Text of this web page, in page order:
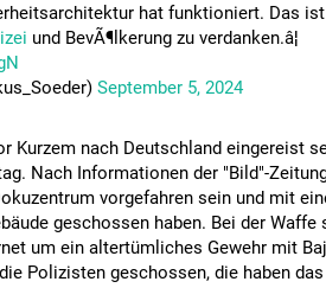
hat funktioniert. Das
und BevÃ¶lkerung zu verdanken.â¦
September 5, 2024
Kurzem nach Deutschland eingereist
Nach Informationen der "Bild"-
vorgefahren sein und mit
geschossen haben. Bei der
um ein altertümliches Gewehr mit
Polizisten geschossen, die haben